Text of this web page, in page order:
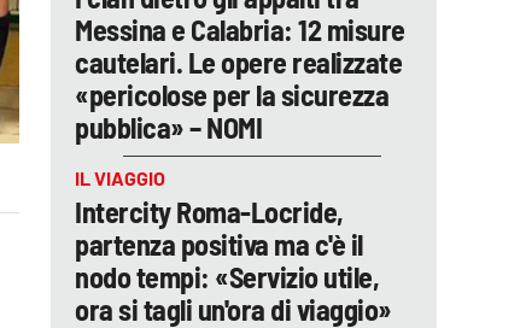
Messina e Calabria: 12 misure
cautelari. Le opere realizzate
«pericolose per la sicurezza
pubblica» – NOMI
IL VIAGGIO
Intercity Roma-Locride,
partenza positiva ma c'è il
nodo tempi: «Servizio utile,
ora si tagli un'ora di viaggio»